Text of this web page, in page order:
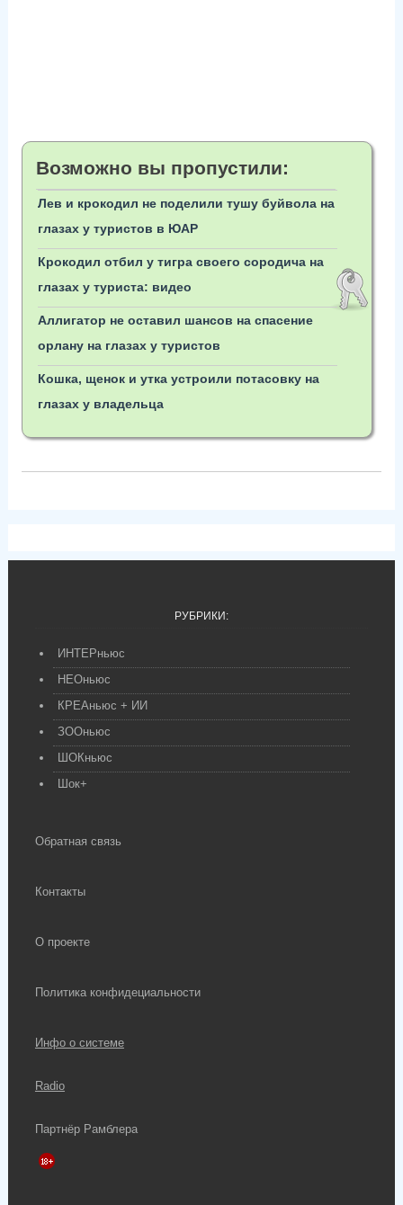
Возможно вы пропустили:
Лев и крокодил не поделили тушу буйвола на
глазах у туристов в ЮАР
Крокодил отбил у тигра своего сородича на
глазах у туриста: видео
Аллигатор не оставил шансов на спасение
орлану на глазах у туристов
Кошка, щенок и утка устроили потасовку на
глазах у владельца
РУБРИКИ:
ИНТЕРньюс
НЕОньюс
КРЕАньюс + ИИ
ЗООньюс
ШОКньюс
Шок+
Обратная связь
Контакты
О проекте
Политика конфидециальности
Инфо о системе
Radio
Партнёр Рамблера